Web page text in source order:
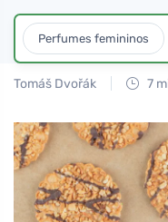
Perfumes femininos
Tomáš Dvořák 7